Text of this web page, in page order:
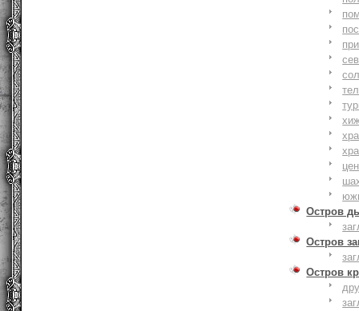
Остров
Остров
Остров